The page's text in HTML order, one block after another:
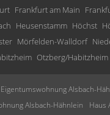
Frankfurt am Main
Heusenstamm Höchst
Mörfelden-Walldorf
Otzberg/Habitzheim
Eigentumswohnung Alsbach-
Alsbach-Hähnlein Haus